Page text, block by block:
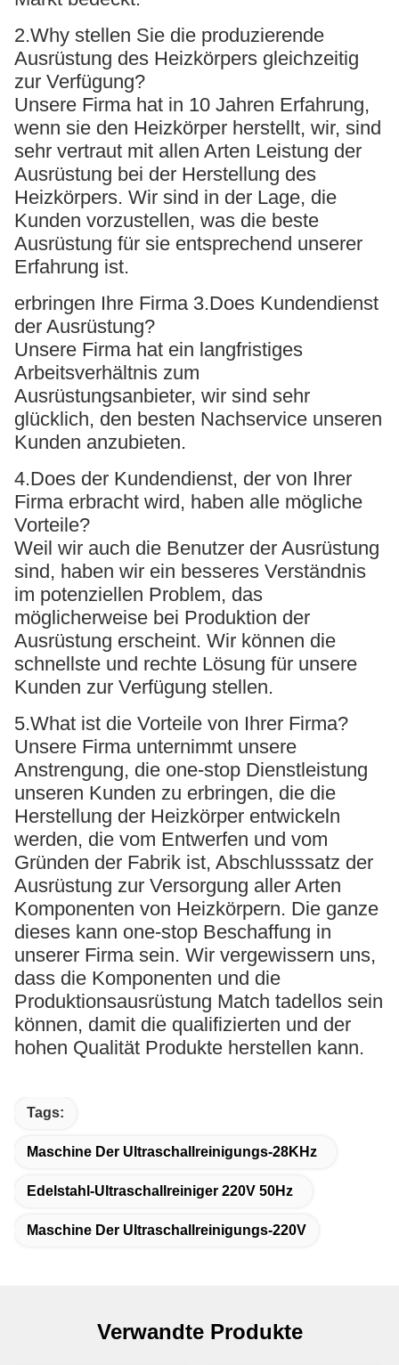
2.Why stellen Sie die produzierende
Ausrüstung des Heizkörpers gleichzeitig
zur Verfügung?
Unsere Firma hat in 10 Jahren Erfahrung,
wenn sie den Heizkörper herstellt, wir, sind
sehr vertraut mit allen Arten Leistung der
Ausrüstung bei der Herstellung des
Heizkörpers. Wir sind in der Lage, die
Kunden vorzustellen, was die beste
Ausrüstung für sie entsprechend unserer
Erfahrung ist.
erbringen Ihre Firma 3.Does Kundendienst
der Ausrüstung?
Unsere Firma hat ein langfristiges
Arbeitsverhältnis zum
Ausrüstungsanbieter, wir sind sehr
glücklich, den besten Nachservice unseren
Kunden anzubieten.
4.Does der Kundendienst, der von Ihrer
Firma erbracht wird, haben alle mögliche
Vorteile?
Weil wir auch die Benutzer der Ausrüstung
sind, haben wir ein besseres Verständnis
im potenziellen Problem, das
möglicherweise bei Produktion der
Ausrüstung erscheint. Wir können die
schnellste und rechte Lösung für unsere
Kunden zur Verfügung stellen.
5.What ist die Vorteile von Ihrer Firma?
Unsere Firma unternimmt unsere
Anstrengung, die one-stop Dienstleistung
unseren Kunden zu erbringen, die die
Herstellung der Heizkörper entwickeln
werden, die vom Entwerfen und vom
Gründen der Fabrik ist, Abschlusssatz der
Ausrüstung zur Versorgung aller Arten
Komponenten von Heizkörpern. Die ganze
dieses kann one-stop Beschaffung in
unserer Firma sein. Wir vergewissern uns,
dass die Komponenten und die
Produktionsausrüstung Match tadellos sein
können, damit die qualifizierten und der
hohen Qualität Produkte herstellen kann.
Tags:
Maschine Der Ultraschallreinigungs-28KHz
Edelstahl-Ultraschallreiniger 220V 50Hz
Maschine Der Ultraschallreinigungs-220V
Verwandte Produkte